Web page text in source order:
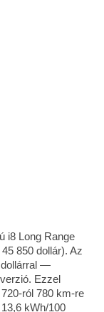
i8 Long Range
850 dollár). Az
dollárral —
Ezzel
ról 780 km-re
kWh/100